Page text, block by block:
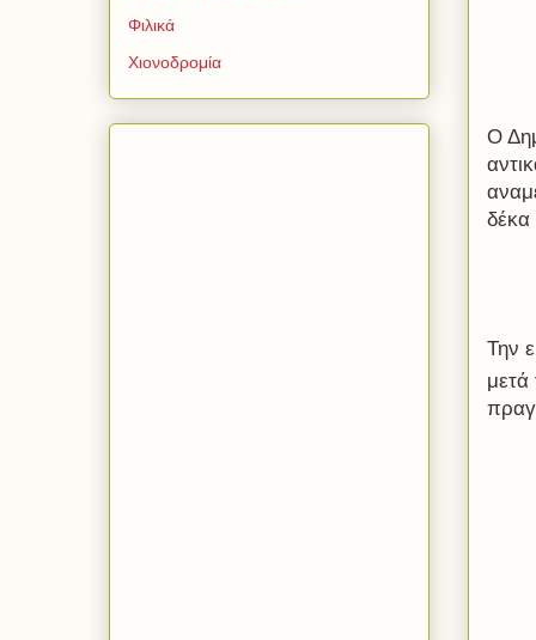
Ο
δέκα
Την
μετά
Φιλικά
Χιονοδρομία